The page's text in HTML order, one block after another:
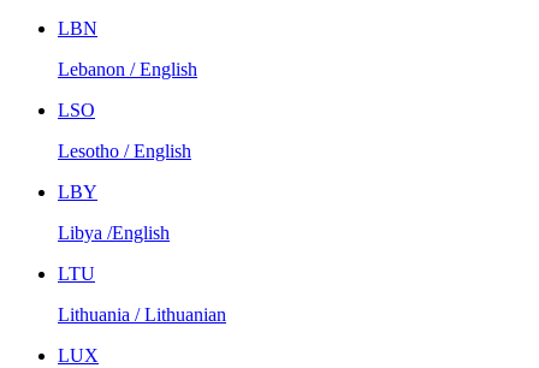
LBN
Lebanon / English
LSO
Lesotho / English
LBY
Libya /English
LTU
Lithuania / Lithuanian
LUX